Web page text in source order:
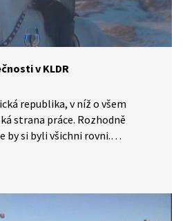
v KLDR
republika, v níž o všem
strana práce. Rozhodně
by si byli všichni rovni.
jejich život. Rozhovor
kastě vypadá v reálném životě,